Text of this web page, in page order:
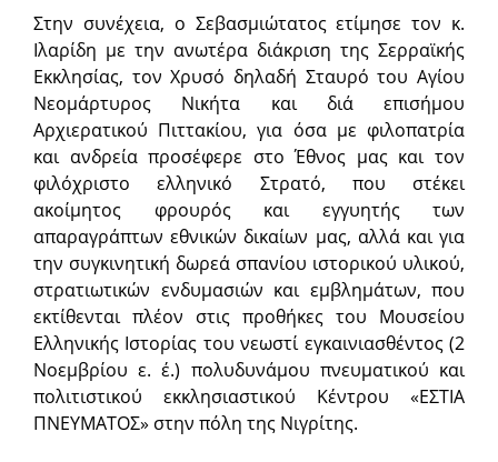
Στην συνέχεια, ο Σεβασμιώτατος ετίμησε τον κ.
Ιλαρίδη με την ανωτέρα διάκριση της Σερραϊκής
Εκκλησίας, τον Χρυσό δηλαδή Σταυρό του Αγίου
Νεομάρτυρος Νικήτα και διά επισήμου
Αρχιερατικού Πιττακίου, για όσα με φιλοπατρία
και ανδρεία προσέφερε στο Έθνος μας και τον
φιλόχριστο ελληνικό Στρατό, που στέκει
ακοίμητος φρουρός και εγγυητής των
απαραγράπτων εθνικών δικαίων μας, αλλά και για
την συγκινητική δωρεά σπανίου ιστορικού υλικού,
στρατιωτικών ενδυμασιών και εμβλημάτων, που
εκτίθενται πλέον στις προθήκες του Μουσείου
Ελληνικής Ιστορίας του νεωστί εγκαινιασθέντος (2
Νοεμβρίου ε. έ.) πολυδυνάμου πνευματικού και
πολιτιστικού εκκλησιαστικού Κέντρου «ΕΣΤΙΑ
ΠΝΕΥΜΑΤΟΣ» στην πόλη της Νιγρίτης.